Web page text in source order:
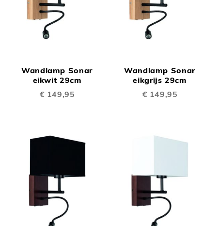
Wandlamp Sonar
eikwit 29cm
€ 149,95
Wandlamp Sonar
eikgrijs 29cm
€ 149,95